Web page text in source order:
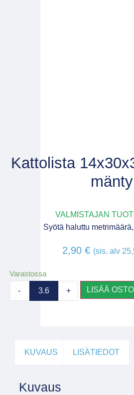
Kattolista
mänty
VALMISTAJAN
Syötä haluttu
2,90 € (sis. alv
Varastossa
- + LISÄÄ
KUVAUS LISÄTIEDOT
Kuvaus